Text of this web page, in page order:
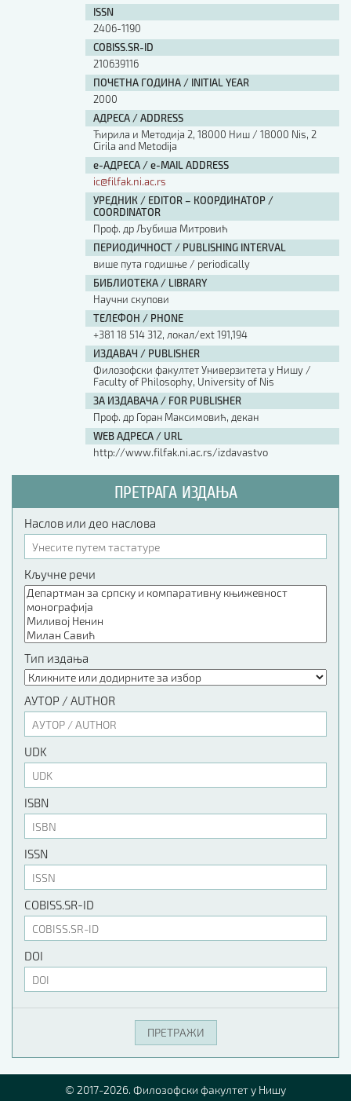
ISSN
2406-1190
COBISS.SR-ID
210639116
ПОЧЕТНА ГОДИНА / INITIAL YEAR
2000
АДРЕСА / ADDRESS
Ћирила и Методија 2, 18000 Ниш / 18000 Nis, 2
Cirila and Metodija
е-АДРЕСА / e-MAIL ADDRESS
ic@filfak.ni.ac.rs
УРЕДНИК / EDITOR – КООРДИНАТОР /
COORDINATOR
Проф. др Љубиша Митровић
ПЕРИОДИЧНОСТ / PUBLISHING INTERVAL
више пута годишње / periodically
БИБЛИОТЕКА / LIBRARY
Научни скупови
ТЕЛЕФОН / PHONE
+381 18 514 312, локал/ext 191,194
ИЗДАВАЧ / PUBLISHER
Филозофски факултет Универзитета у Нишу /
Faculty of Philosophy, University of Nis
ЗА ИЗДАВАЧА / FOR PUBLISHER
Проф. др Горан Максимовић, декан
WEB АДРЕСА / URL
http://www.filfak.ni.ac.rs/izdavastvo
ПРЕТРАГА ИЗДАЊА
Наслов или део наслова
Кључне речи
Тип издања
АУТОР / AUTHOR
UDK
ISBN
ISSN
COBISS.SR-ID
DOI
© 2017-2026. Филозофски факултет у Нишу